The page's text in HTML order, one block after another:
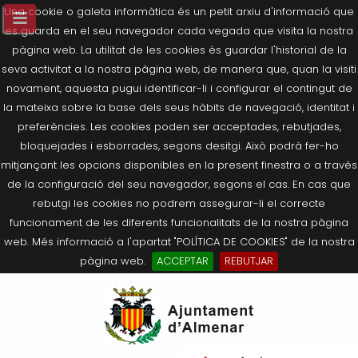
Una cookie o galeta informàtica és un petit arxiu d'informació que
es guarda en el seu navegador cada vegada que visita la nostra
pàgina web. La utilitat de les cookies és guardar l'historial de la
seva activitat a la nostra pàgina web, de manera que, quan la visiti
novament, aquesta pugui identificar-li i configurar el contingut de
la mateixa sobre la base dels seus hàbits de navegació, identitat i
preferències. Les cookies poden ser acceptades, rebutjades,
bloquejades i esborrades, segons desitgi. Això podrà fer-ho
mitjançant les opcions disponibles en la present finestra o a través
de la configuració del seu navegador, segons el cas. En cas que
rebutgi les cookies no podrem assegurar-li el correcte
funcionament de les diferents funcionalitats de la nostra pàgina
web. Més informació a l'apartat "POLÍTICA DE COOKIES" de la nostra
pàgina web.
ACCEPTAR
REBUTJAR
Salutació de l’Alcaldessa
Composició Consistori
Agricultura, Ramaderia i Medi
Què és la Seu Electrònica?
Últimes publicacions